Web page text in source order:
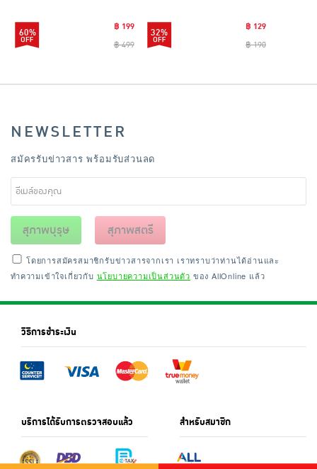
60%
฿ 199
฿ 499
32%
฿ 129
฿ 190
NEWSLETTER
สมัครรับข่าวสาร พร้อมรับส่วนลด
สุภาพบุรุษ สุภาพสตรี
โดยการสมัครสมาชิกรับข่าวสารจากเรา เราทราบว่าท่านได้อ่านและ
ทำความเข้าใจเกี่ยวกับ นโยบายความเป็นส่วนตัว ของ AllOnline แล้ว
วิธีการชำระเงิน
บริการได้รับการตรวจสอบแล้ว สำหรับสมาชิก